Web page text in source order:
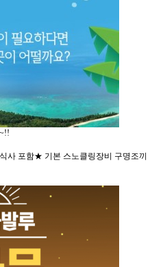
사 포함★ 기본 스노클링장비 구명조끼